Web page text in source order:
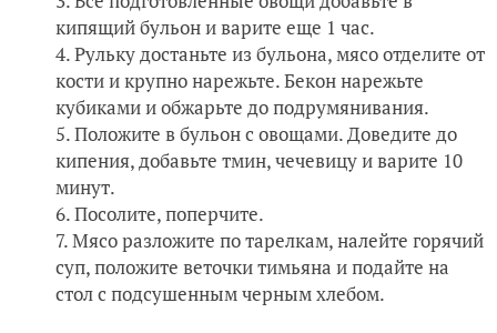
кипящий бульон и варите еще 1 час.
Рульку достаньте из бульона, мясо отделите от
кости и крупно нарежьте. Бекон нарежьте
кубиками и обжарьте до подрумянивания.
Положите в бульон с овощами. Доведите до
кипения, добавьте тмин, чечевицу и варите 10
минут.
Посолите, поперчите.
Мясо разложите по тарелкам, налейте горячий
суп, положите веточки тимьяна и подайте на
стол с подсушенным черным хлебом.